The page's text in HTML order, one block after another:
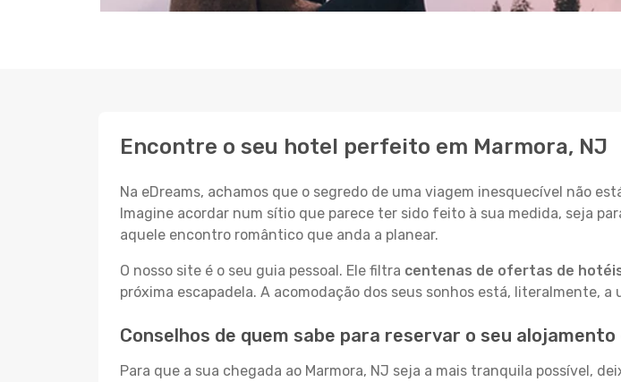
Encontre o seu hotel perfeito em Marmora, NJ
Na eDreams, achamos que o segredo de uma viagem inesquecível não
Imagine acordar num sítio que parece ter sido feito à sua medida, seja
aquele encontro romântico que anda a planear.
O nosso site é o seu guia pessoal. Ele filtra centenas de ofertas de
próxima escapadela. A acomodação dos seus sonhos está, literalmente, a
Conselhos de quem sabe para reservar o seu
Para que a sua chegada ao Marmora, NJ seja a mais tranquila possível,